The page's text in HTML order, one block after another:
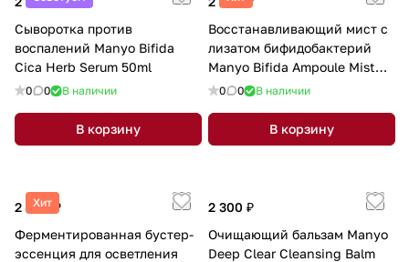
Сыворотка против
воспалений Manyo Bifida
Cica Herb Serum 50ml
0 0 В наличии
В корзину
Восстанавливающий мист с
лизатом бифидобактерий
Manyo Bifida Ampoule Mist
120ml
0 0 В наличии
В корзину
Хит
2 800 ₽
Ферментированная бустер-
эссенция для осветления
2 300 ₽
Очищающий бальзам Manyo
Deep Clear Cleansing Balm